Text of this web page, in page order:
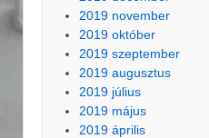
2019 november
2019 október
2019 szeptember
2019 augusztus
2019 július
2019 május
2019 április